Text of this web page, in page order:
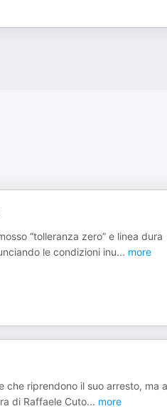
“tolleranza zero” e linea dura
le condizioni inu... more
che riprendono il suo arresto, ma
di Raffaele Cuto... more